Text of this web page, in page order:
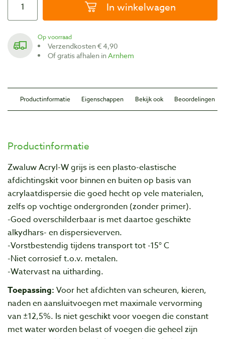
In winkelwagen
Op voorraad
Verzendkosten € 4,90
Of gratis afhalen inArnhem
Productinformatie Eigenschappen Bekijk ook Beoordelingen
Productinformatie
Zwaluw Acryl-W grijs is een plasto-elastische
afdichtingskit voor binnen en buiten op basis van
acrylaatdispersie die goed hecht op vele materialen,
zelfs op vochtige ondergronden (zonder primer).
-Goed overschilderbaar is met daartoe geschikte
alkydhars- en dispersieverven.
-Vorstbestendig tijdens transport tot -15° C
-Niet corrosief t.o.v. metalen.
-Watervast na uitharding.
Toepassing: Voor het afdichten van scheuren, kieren,
naden en aansluitvoegen met maximale vervorming
van ±12,5%. Is niet geschikt voor voegen die constant
met water worden belast of voegen die geheel zijn